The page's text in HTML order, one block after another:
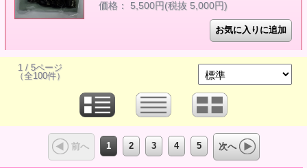
価格： 5,500円(税抜 5,000円)
1 / 5ページ
（全100件）
前へ 1 2 3 4 5 次へ